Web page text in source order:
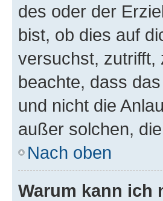
des oder der
bist, ob dies auf
versuchst, zutrifft,
beachte, dass
und nicht die
außer solchen,
Nach oben
Warum kann ich